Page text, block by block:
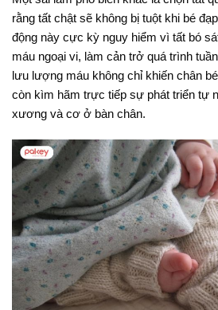
rằng tất chật sẽ không bị tuột khi bé
động này cực kỳ nguy hiểm vì tất bó
máu ngoại vi, làm cản trở quá trình
lưu lượng máu không chỉ khiến chân
còn kìm hãm trực tiếp sự phát triển tự
xương và cơ ở bàn chân.